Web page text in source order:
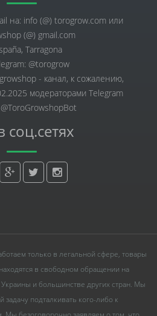
на: info (@) torogrow.com или
(@) gmail.com
Tarragona
@torogrow
- канал, к сожалению,
модераторами Telegram
только в легальной сфере, товары
в свободном обращении на
и большинстве других стран. Мы
задачу подталкивать кого-либо к